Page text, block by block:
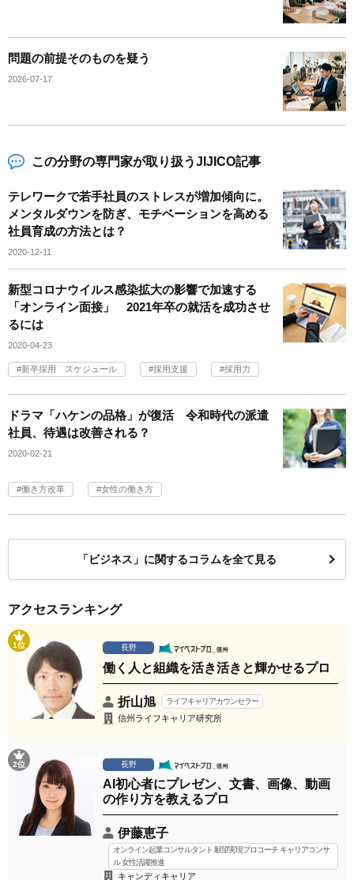
問題の前提そのものを疑う
2026-07-17
この分野の専門家が取り扱うJIJICO記事
テレワークで若手社員のストレスが増加傾向に。
メンタルダウンを防ぎ、モチベーションを高める
社員育成の方法とは？
2020-12-11
新型コロナウイルス感染拡大の影響で加速する
「オンライン面接」 2021年卒の就活を成功させ
るには
2020-04-23
新卒採用 スケジュール 採用支援 採用力
ドラマ「ハケンの品格」が復活 令和時代の派遣
社員、待遇は改善される？
2020-02-21
働き方改革 女性の働き方
「ビジネス」に関するコラムを全て見る
アクセスランキング
1位 長野
働く人と組織を活き活きと輝かせるプロ
折山旭 ライフキャリアカウンセラー
信州ライフキャリア研究所
2位 長野
AI初心者にプレゼン、文書、画像、動画
の作り方を教えるプロ
伊藤恵子
オンライン起業コンサルタント 願望実現プロコーチ キャリアコンサ
ル 女性活躍推進
キャンディキャリア